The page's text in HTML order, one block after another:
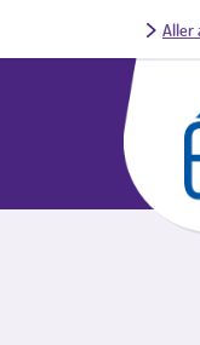
Aller